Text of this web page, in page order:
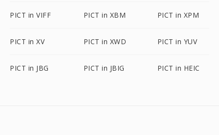
PICT in VIFF PICT in XBM PICT in XPM
PICT in XV PICT in XWD PICT in YUV
PICT in JBG PICT in JBIG PICT in HEIC